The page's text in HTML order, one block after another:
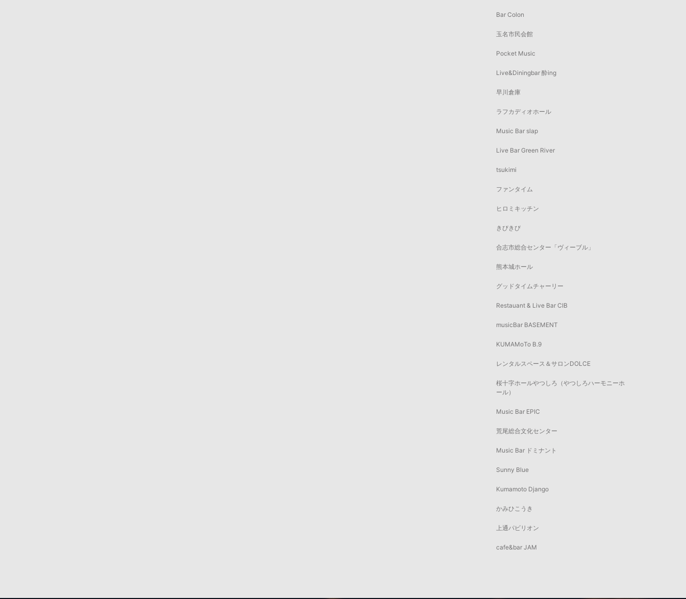
Bar Colon
玉名市民会館
Pocket Music
Live&Diningbar 酔ing
早川倉庫
ラフカディオホール
Music Bar slap
Live Bar Green River
tsukimi
ファンタイム
ヒロミキッチン
きびきび
合志市総合センター「ヴィーブル」
熊本城ホール
グッドタイムチャーリー
Restauant & Live Bar CIB
musicBar BASEMENT
KUMAMoTo B.9
レンタルスペース＆サロンDOLCE
桜十字ホールやつしろ（やつしろハーモニーホ
ール）
Music Bar EPIC
荒尾総合文化センター
Music Bar ドミナント
Sunny Blue
Kumamoto Django
かみひこうき
上通パビリオン
cafe&bar JAM